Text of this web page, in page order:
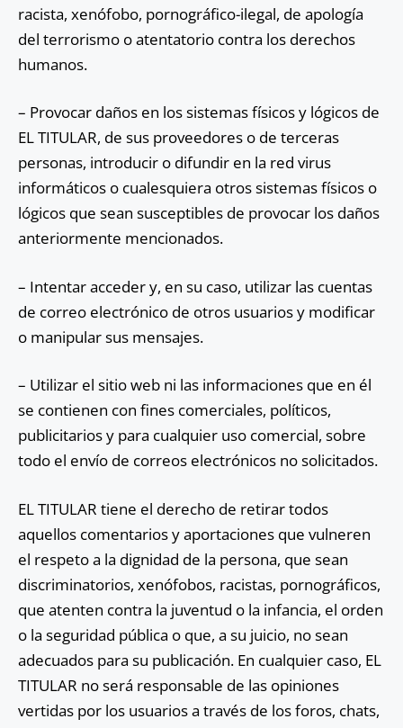
racista, xenófobo, pornográfico-ilegal, de apología
del terrorismo o atentatorio contra los derechos
humanos.
– Provocar daños en los sistemas físicos y lógicos de
EL TITULAR, de sus proveedores o de terceras
personas, introducir o difundir en la red virus
informáticos o cualesquiera otros sistemas físicos o
lógicos que sean susceptibles de provocar los daños
anteriormente mencionados.
– Intentar acceder y, en su caso, utilizar las cuentas
de correo electrónico de otros usuarios y modificar
o manipular sus mensajes.
– Utilizar el sitio web ni las informaciones que en él
se contienen con fines comerciales, políticos,
publicitarios y para cualquier uso comercial, sobre
todo el envío de correos electrónicos no solicitados.
EL TITULAR tiene el derecho de retirar todos
aquellos comentarios y aportaciones que vulneren
el respeto a la dignidad de la persona, que sean
discriminatorios, xenófobos, racistas, pornográficos,
que atenten contra la juventud o la infancia, el orden
o la seguridad pública o que, a su juicio, no sean
adecuados para su publicación. En cualquier caso, EL
TITULAR no será responsable de las opiniones
vertidas por los usuarios a través de los foros, chats,